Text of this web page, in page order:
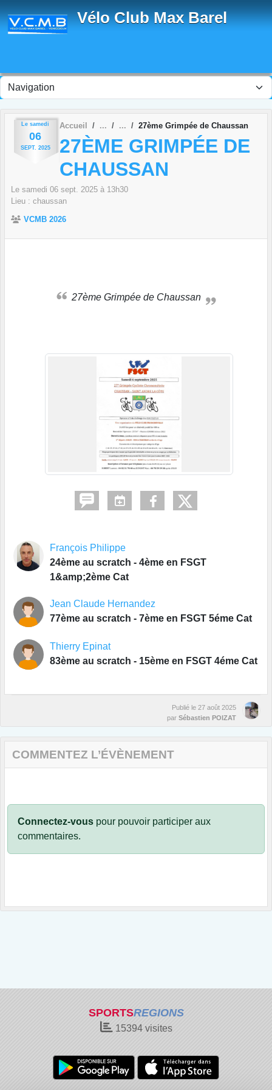
Vélo Club Max Barel
Le samedi
06
SEPT. 2025
Accueil 27ème Grimpée de Chaussan
27ÈME GRIMPÉE DE
CHAUSSAN
Le samedi 06 sept. 2025 à 13h30
Lieu : chaussan
VCMB 2026
27ème Grimpée de Chaussan
François Philippe
24ème au scratch - 4ème en FSGT
1&amp;2ème Cat
Jean Claude Hernandez
77ème au scratch - 7ème en FSGT 5éme Cat
Thierry Epinat
83ème au scratch - 15ème en FSGT 4éme Cat
Publié le 27 août 2025
par Sébastien POIZAT
COMMENTEZ L’ÉVÈNEMENT
Connectez-vous pour pouvoir participer aux
commentaires.
SPORTSREGIONS
15394visites